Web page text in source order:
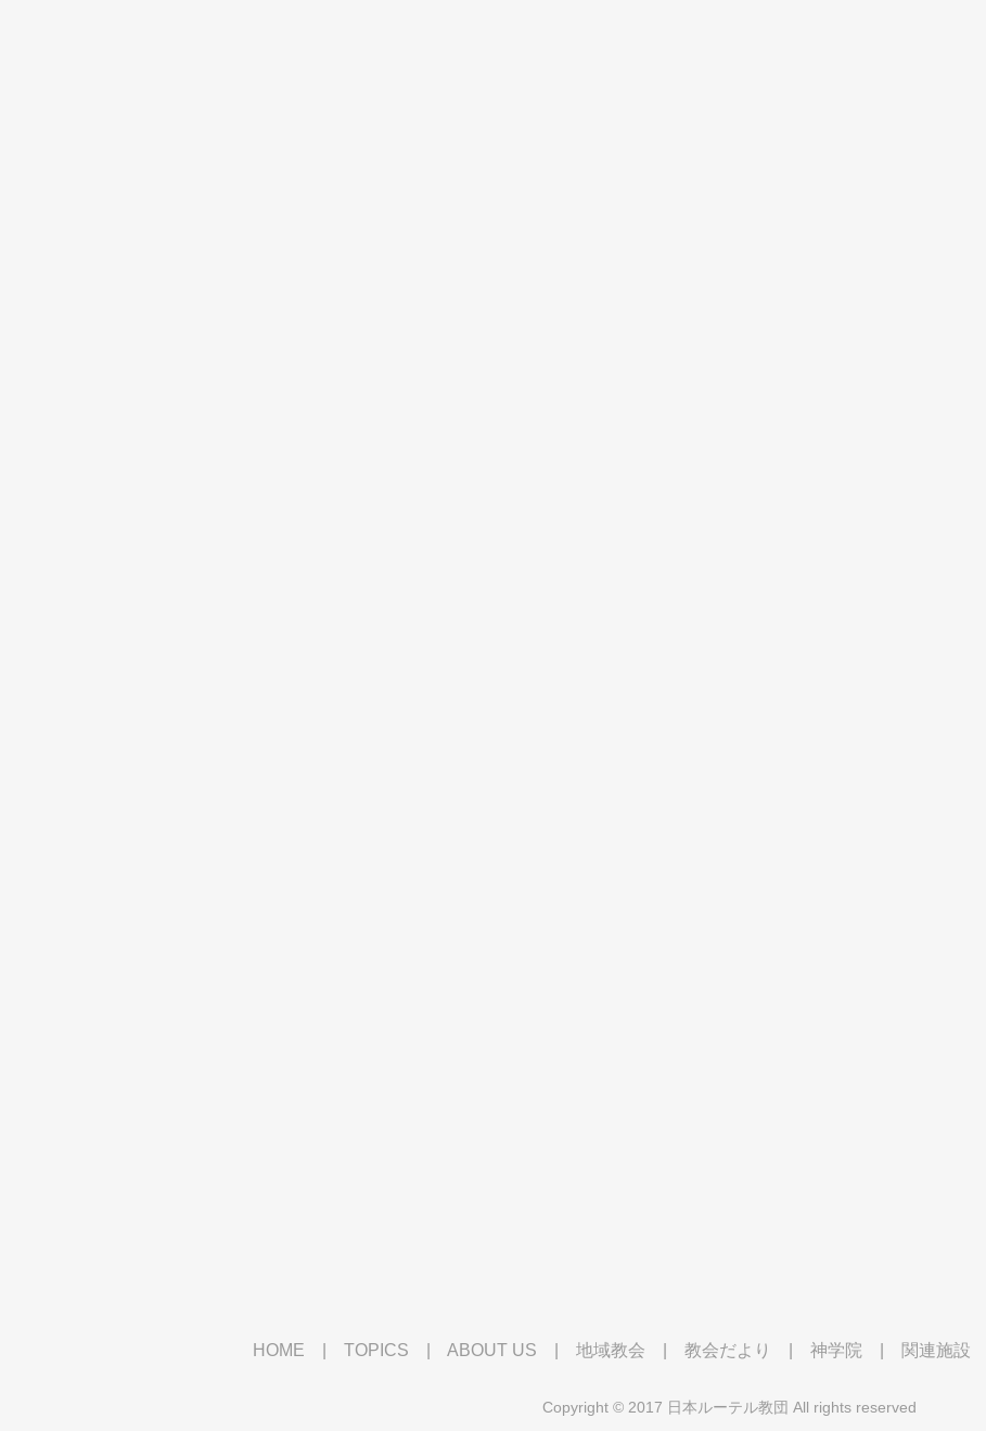
HOME TOPICS ABOUT US 地域教会 教会だより 神学院 関連施設
Copyright © 2017 日本ルーテル教団 All rights reserved